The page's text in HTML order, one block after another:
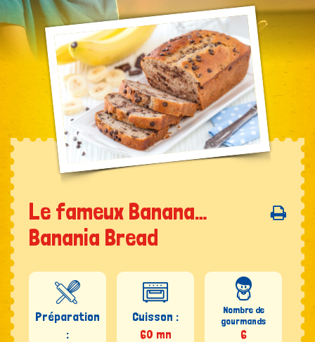
Le fameux Banana…
Banania Bread
Préparation
:
Cuisson :
60 mn
Nombre de
gourmands
6